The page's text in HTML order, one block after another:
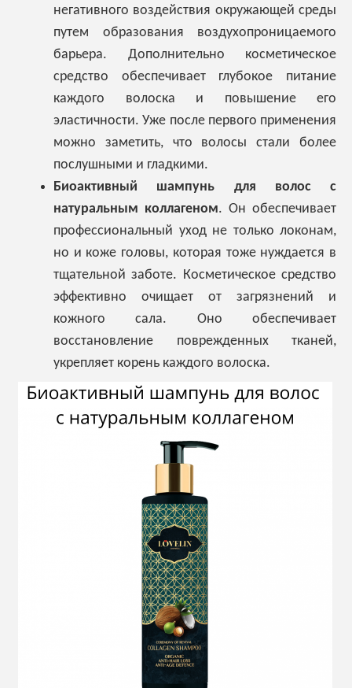
негативного воздействия окружающей среды
путем образования воздухопроницаемого
барьера. Дополнительно косметическое
средство обеспечивает глубокое питание
каждого волоска и повышение его
эластичности. Уже после первого применения
можно заметить, что волосы стали более
послушными и гладкими.
Биоактивный шампунь для волос с
натуральным коллагеном. Он обеспечивает
профессиональный уход не только локонам,
но и коже головы, которая тоже нуждается в
тщательной заботе. Косметическое средство
эффективно очищает от загрязнений и
кожного сала. Оно обеспечивает
восстановление поврежденных тканей,
укрепляет корень каждого волоска.